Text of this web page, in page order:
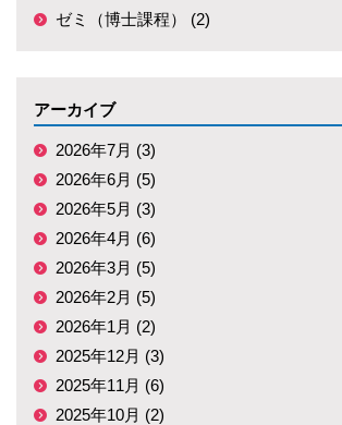
ゼミ（博士課程） (2)
アーカイブ
2026年7月 (3)
2026年6月 (5)
2026年5月 (3)
2026年4月 (6)
2026年3月 (5)
2026年2月 (5)
2026年1月 (2)
2025年12月 (3)
2025年11月 (6)
2025年10月 (2)